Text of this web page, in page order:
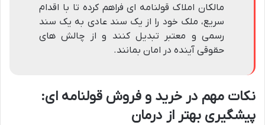
مالکان املاک قولنامه ای فراهم کرده تا با اقدام
سریع، ملک خود را از یک سند عادی به یک سند
رسمی و معتبر تبدیل کنند و از چالش های
حقوقی آینده در امان بمانند.
نکات مهم در خرید و فروش قولنامه ای:
پیشگیری بهتر از درمان